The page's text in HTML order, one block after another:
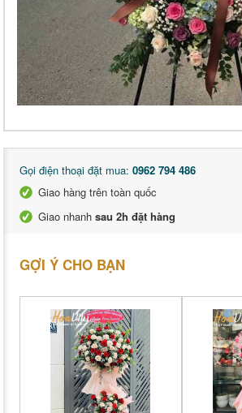
Gọi điện thoại đặt mua: 0962 794 486
Giao hàng trên toàn quốc
Giao nhanh sau 2h đặt hàng
GỢI Ý CHO BẠN